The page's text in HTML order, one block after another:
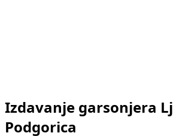
Izdavanje garsonjera
Podgorica